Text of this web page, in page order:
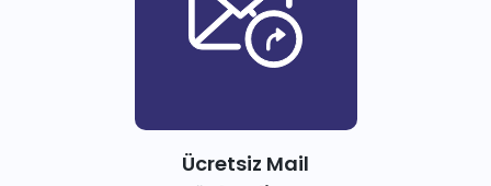
Ücretsiz Mail